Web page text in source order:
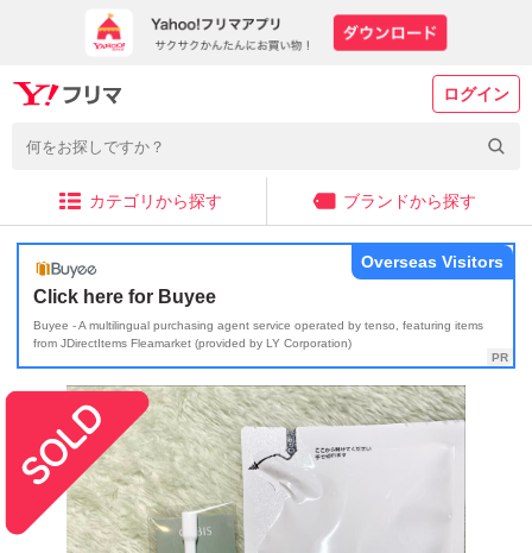
ログイン
カテゴリから探す ブランドから探す
Click here for Buyee
Buyee - A multilingual purchasing agent service operated by tenso, featuring items
from JDirectItems Fleamarket (provided by LY Corporation)
Overseas Visitors